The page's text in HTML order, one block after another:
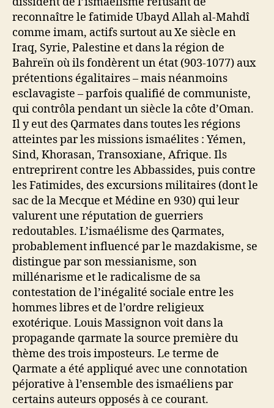
reconnaître le fatimide Ubayd Allah al-Mahdî
comme imam, actifs surtout au Xe siècle en
Iraq, Syrie, Palestine et dans la région de
Bahreïn où ils fondèrent un état (903-1077) aux
prétentions égalitaires – mais néanmoins
esclavagiste – parfois qualifié de communiste,
qui contrôla pendant un siècle la côte d’Oman.
Il y eut des Qarmates dans toutes les régions
atteintes par les missions ismaélites : Yémen,
Sind, Khorasan, Transoxiane, Afrique. Ils
entreprirent contre les Abbassides, puis contre
les Fatimides, des excursions militaires (dont le
sac de la Mecque et Médine en 930) qui leur
valurent une réputation de guerriers
redoutables. L’ismaélisme des Qarmates,
probablement influencé par le mazdakisme, se
distingue par son messianisme, son
millénarisme et le radicalisme de sa
contestation de l’inégalité sociale entre les
hommes libres et de l’ordre religieux
exotérique. Louis Massignon voit dans la
propagande qarmate la source première du
thème des trois imposteurs. Le terme de
Qarmate a été appliqué avec une connotation
péjorative à l’ensemble des ismaéliens par
certains auteurs opposés à ce courant.